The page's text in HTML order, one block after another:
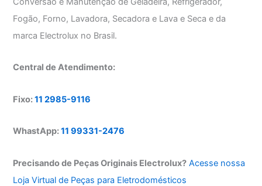
Fogão, Forno, Lavadora, Secadora e Lava e Seca e da
marca Electrolux no Brasil.
Central de Atendimento:
Fixo:11 2985-9116
WhastApp:11 99331-2476
Precisando de Peças Originais Electrolux? Acesse nossa
Loja Virtual de Peças para Eletrodomésticos